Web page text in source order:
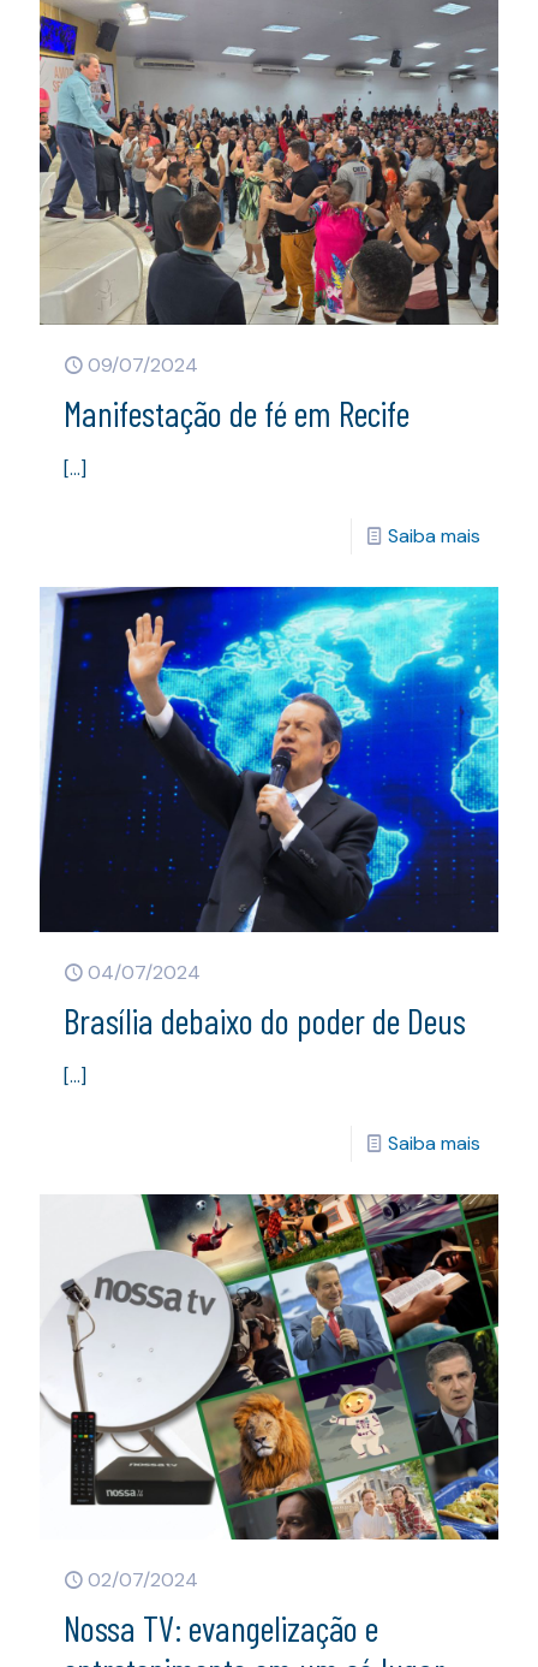
09/07/2024
Manifestação de fé em Recife
[…]
Saiba mais
04/07/2024
Brasília debaixo do poder de Deus
[…]
Saiba mais
02/07/2024
Nossa TV: evangelização e